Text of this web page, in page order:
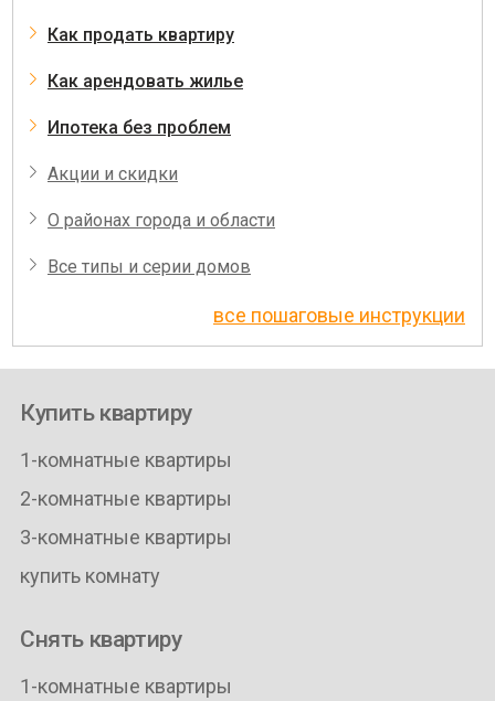
Как продать квартиру
Как арендовать жилье
Ипотека без проблем
Акции и скидки
О районах города и области
Все типы и серии домов
все пошаговые инструкции
Купить квартиру
1-комнатные квартиры
2-комнатные квартиры
3-комнатные квартиры
купить комнату
Снять квартиру
1-комнатные квартиры